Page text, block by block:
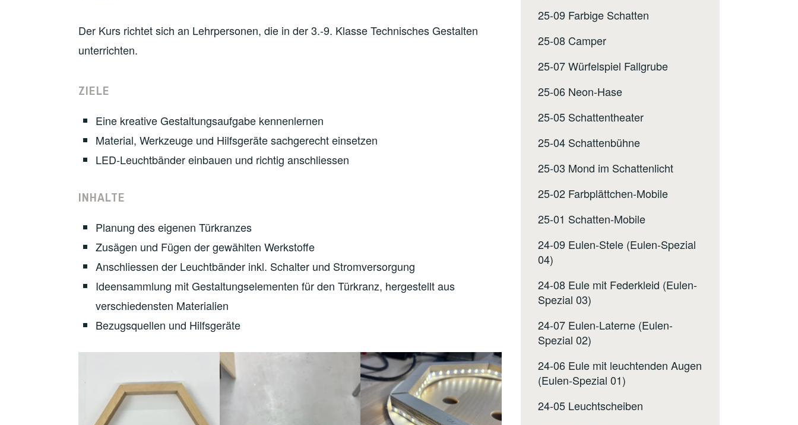
Der Kurs richtet sich an Lehrpersonen, die in der 3.-9. Klasse Technisches Gestalten
unterrichten.
ZIELE
Eine kreative Gestaltungsaufgabe kennenlernen
Material, Werkzeuge und Hilfsgeräte sachgerecht einsetzen
LED-Leuchtbänder einbauen und richtig anschliessen
INHALTE
Planung des eigenen Türkranzes
Zusägen und Fügen der gewählten Werkstoffe
Anschliessen der Leuchtbänder inkl. Schalter und Stromversorgung
Ideensammlung mit Gestaltungselementen für den Türkranz, hergestellt aus
verschiedensten Materialien
Bezugsquellen und Hilfsgeräte
25-09 Farbige Schatten
25-08 Camper
25-07 Würfelspiel Fallgrube
25-06 Neon-Hase
25-05 Schattentheater
25-04 Schattenbühne
25-03 Mond im Schattenlicht
25-02 Farbplättchen-Mobile
25-01 Schatten-Mobile
24-09 Eulen-Stele (Eulen-Spezial
04)
24-08 Eule mit Federkleid (Eulen-
Spezial 03)
24-07 Eulen-Laterne (Eulen-
Spezial 02)
24-06 Eule mit leuchtenden Augen
(Eulen-Spezial 01)
24-05 Leuchtscheiben